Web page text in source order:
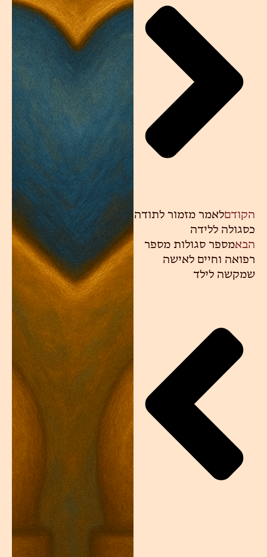
הקודםלאמר מזמור לתודה
כסגולה ללידה
הבאמספר סגולות מספר
רפואה וחיים לאישה
שמקשה לילד